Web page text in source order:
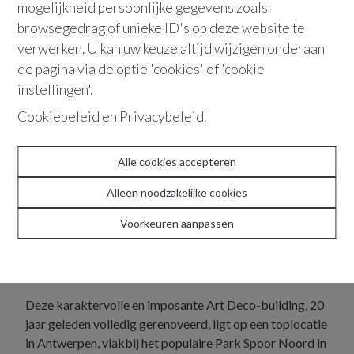
mogelijkheid persoonlijke gegevens zoals
browsegedrag of unieke ID's op deze website te
verwerken. U kan uw keuze altijd wijzigen onderaan
de pagina via de optie 'cookies' of 'cookie
instellingen'.
Cookiebeleid en Privacybeleid.
Alle cookies accepteren
Alleen noodzakelijke cookies
Voorkeuren aanpassen
BEZOEK AANVRAGEN
+32 486 36 21 10
"Antwerpen 2060 staat vandaag op de
tweede hoogste plaats qua
bevolkingsdichtheid van de stad, met
andere woorden, een goede
verhuurbaarheid verzekerd."
Deze karaktervolle en imposante Art Deco-building, 20
jaar geleden volledig gerenoveerd, ligt op een toplocatie
in Antwerpen, vlakbij het populaire Park Spoor Noord in